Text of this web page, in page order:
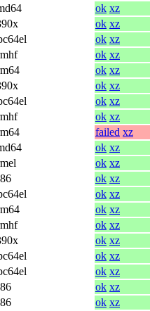
ok xz
ok xz
ok xz
ok xz
ok xz
ok xz
ok xz
ok xz
failed xz
ok xz
ok xz
ok xz
ok xz
ok xz
ok xz
ok xz
ok xz
ok xz
ok xz
ok xz